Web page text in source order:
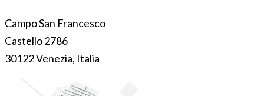
Campo San Francesco
Castello 2786
30122 Venezia, Italia